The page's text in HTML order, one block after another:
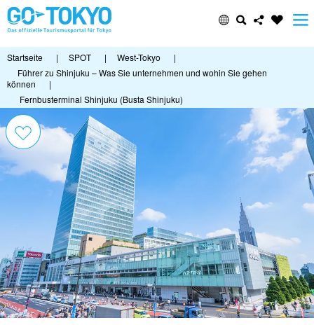
Startseite | SPOT | West-Tokyo
|
Führer zu Shinjuku – Was Sie unternehmen und wohin Sie gehen
können
|
Fernbusterminal Shinjuku (Busta Shinjuku)